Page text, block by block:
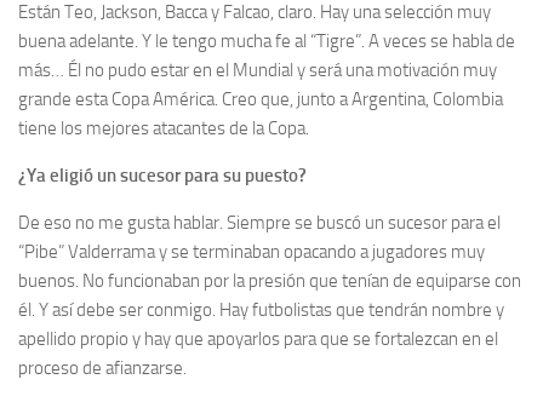
Están Teo, Jackson, Bacca y Falcao, claro. Hay una selección muy
buena adelante. Y le tengo mucha fe al “Tigre”. A veces se habla de
más… Él no pudo estar en el Mundial y será una motivación muy
grande esta Copa América. Creo que, junto a Argentina, Colombia
tiene los mejores atacantes de la Copa.
¿Ya eligió un sucesor para su puesto?
De eso no me gusta hablar. Siempre se buscó un sucesor para el
“Pibe” Valderrama y se terminaban opacando a jugadores muy
buenos. No funcionaban por la presión que tenían de equiparse con
él. Y así debe ser conmigo. Hay futbolistas que tendrán nombre y
apellido propio y hay que apoyarlos para que se fortalezcan en el
proceso de afianzarse.